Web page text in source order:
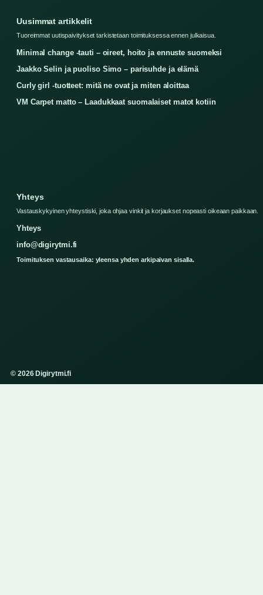
Uusimmat artikkelit
Tuoreimmat uutispaivitykset tarkistetaan toimituksessa ennen julkaisua.
Minimal change -tauti – oireet, hoito ja ennuste suomeksi
Jaakko Selin ja puoliso Simo – parisuhde ja elämä
Curly girl -tuotteet: mitä ne ovat ja miten aloittaa
VM Carpet matto – Laadukkaat suomalaiset matot kotiin
Yhteys
Vastauskykyinen yhteystiski, joka ohjaa vinkit ja korjaukset nopeasti oikeaan paikkaan.
Yhteys
info@digirytmi.fi
Toimituksen vastausaika: yleensa yhden arkipaivan sisalla.
© 2026 Digirytmi.fi